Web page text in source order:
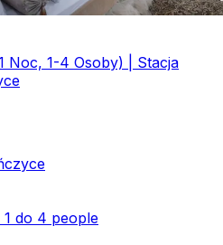
Noc, 1-4 Osoby) | Stacja
do 4 people